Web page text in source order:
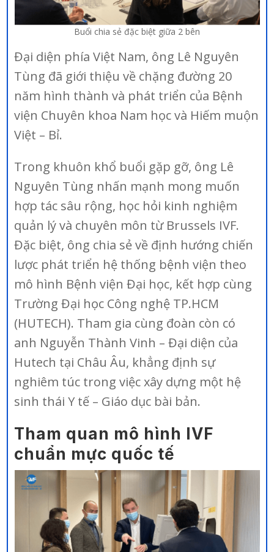
Buổi chia sẻ đặc biệt giữa 2 bên
Đại diện phía Việt Nam, ông Lê Nguyên
Tùng đã giới thiệu về chặng đường 20
năm hình thành và phát triển của Bệnh
viện Chuyên khoa Nam học và Hiếm muộn
Việt – Bỉ.
Trong khuôn khổ buổi gặp gỡ, ông Lê
Nguyên Tùng nhấn mạnh mong muốn
hợp tác sâu rộng, học hỏi kinh nghiệm
quản lý và chuyên môn từ Brussels IVF.
Đặc biệt, ông chia sẻ về định hướng chiến
lược phát triển hệ thống bệnh viện theo
mô hình Bệnh viện Đại học, kết hợp cùng
Trường Đại học Công nghệ TP.HCM
(HUTECH). Tham gia cùng đoàn còn có
anh Nguyễn Thành Vinh – Đại diện của
Hutech tại Châu Âu, khẳng định sự
nghiêm túc trong việc xây dựng một hệ
sinh thái Y tế – Giáo dục bài bản.
Tham quan mô hình IVF
chuẩn mực quốc tế